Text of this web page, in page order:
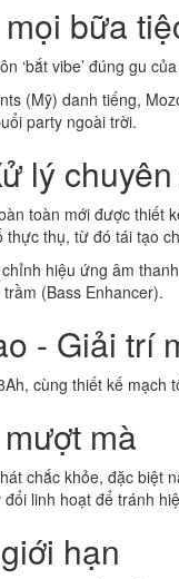
bữa
‘bắt vibe’ đúng gu
(Mỹ) danh tiếng,
party ngoài trời.
lý
toàn mới được
thụ, từ đó tái tạo
hiệu ứng âm
(Bass Enhancer).
- Giải trí
cùng thiết kế mạch
mà
chắc khỏe, đặc
linh hoạt để tránh
hạn